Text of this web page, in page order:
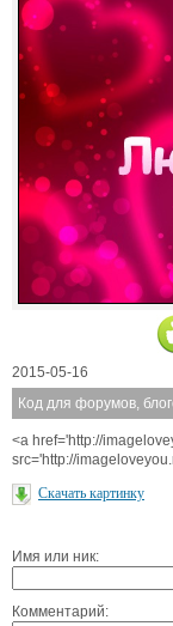
2015-05-16
Код для форумов,
<a href='http://
src='http://
Скачать картинку
Имя или ник:
Комментарий: